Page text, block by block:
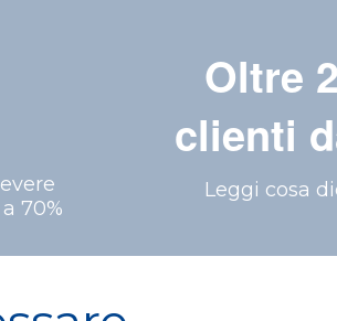
70%
Oltre
clienti
Leggi cosa